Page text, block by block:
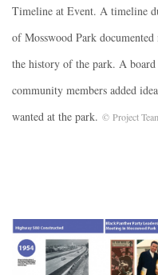
Timeline at Event. A timeline
of Mosswood Park
the history of the park. A board
community members added
wanted at the park. © Project